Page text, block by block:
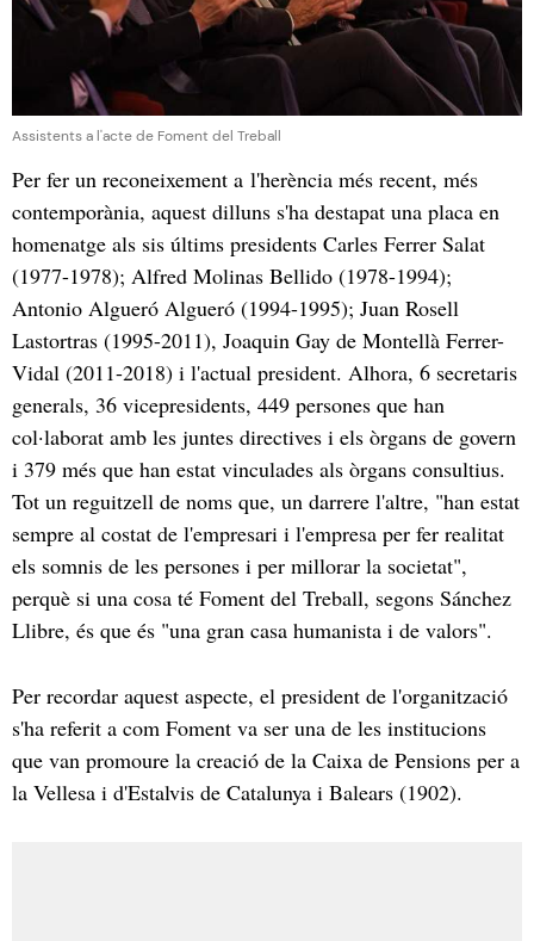
Assistents a l'acte de Foment del Treball
Per fer un reconeixement a l'herència més recent, més
contemporània, aquest dilluns s'ha destapat una placa en
homenatge als sis últims presidents Carles Ferrer Salat
(1977-1978); Alfred Molinas Bellido (1978-1994);
Antonio Algueró Algueró (1994-1995); Juan Rosell
Lastortras (1995-2011), Joaquin Gay de Montellà Ferrer-
Vidal (2011-2018) i l'actual president. Alhora, 6 secretaris
generals, 36 vicepresidents, 449 persones que han
col·laborat amb les juntes directives i els òrgans de govern
i 379 més que han estat vinculades als òrgans consultius.
Tot un reguitzell de noms que, un darrere l'altre, "han estat
sempre al costat de l'empresari i l'empresa per fer realitat
els somnis de les persones i per millorar la societat",
perquè si una cosa té Foment del Treball, segons Sánchez
Llibre, és que és "una gran casa humanista i de valors".
Per recordar aquest aspecte, el president de l'organització
s'ha referit a com Foment va ser una de les institucions
que van promoure la creació de la Caixa de Pensions per a
la Vellesa i d'Estalvis de Catalunya i Balears (1902).